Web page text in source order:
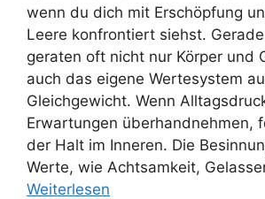
wenn du dich mit Erschöpfung
Leere konfrontiert siehst.
geraten oft nicht nur Körper und
auch das eigene Wertesystem
Gleichgewicht. Wenn
Erwartungen überhandnehmen,
der Halt im Inneren. Die
Werte, wie Achtsamkeit,
Weiterlesen